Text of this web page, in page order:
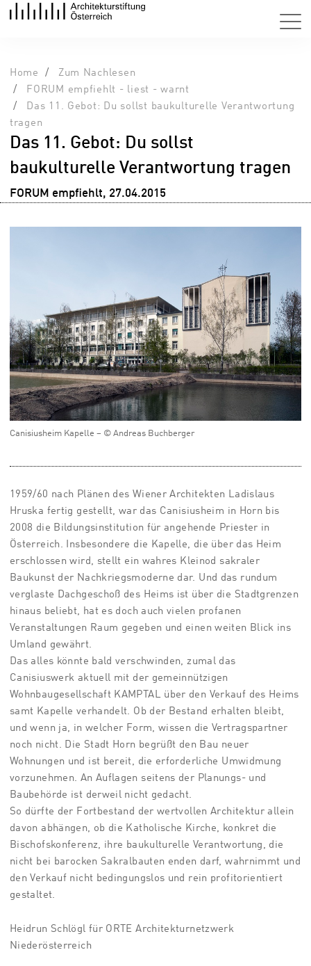
Home
Zum Nachlesen
FORUM empfiehlt - liest - warnt
Das 11. Gebot: Du sollst baukulturelle Verantwortung
tragen
Das 11. Gebot: Du sollst
baukulturelle Verantwortung tragen
FORUM empfiehlt, 27.04.2015
Canisiusheim Kapelle – © Andreas Buchberger
1959/60 nach Plänen des Wiener Architekten Ladislaus
Hruska fertig gestellt, war das Canisiusheim in Horn bis
2008 die Bildungsinstitution für angehende Priester in
Österreich. Insbesondere die Kapelle, die über das Heim
erschlossen wird, stellt ein wahres Kleinod sakraler
Baukunst der Nachkriegsmoderne dar. Und das rundum
verglaste Dachgeschoß des Heims ist über die Stadtgrenzen
hinaus beliebt, hat es doch auch vielen profanen
Veranstaltungen Raum gegeben und einen weiten Blick ins
Umland gewährt.
Das alles könnte bald verschwinden, zumal das
Canisiuswerk aktuell mit der gemeinnützigen
Wohnbaugesellschaft KAMPTAL über den Verkauf des Heims
samt Kapelle verhandelt. Ob der Bestand erhalten bleibt,
und wenn ja, in welcher Form, wissen die Vertragspartner
noch nicht. Die Stadt Horn begrüßt den Bau neuer
Wohnungen und ist bereit, die erforderliche Umwidmung
vorzunehmen. An Auflagen seitens der Planungs- und
Baubehörde ist derweil nicht gedacht.
So dürfte der Fortbestand der wertvollen Architektur allein
davon abhängen, ob die Katholische Kirche, konkret die
Bischofskonferenz, ihre baukulturelle Verantwortung, die
nicht bei barocken Sakralbauten enden darf, wahrnimmt und
den Verkauf nicht bedingungslos und rein profitorientiert
gestaltet.
Heidrun Schlögl für ORTE Architekturnetzwerk
Niederösterreich